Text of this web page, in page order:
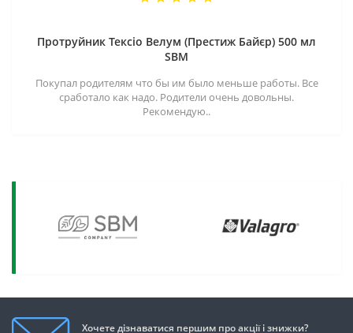
Протруйник Тексіо Велум (Престиж Байєр) 500 мл
SBM
Покупал родителям что бы им было меньше работы. Все
сработало как надо. Родители очень довольны.
Рекомендую..
Хочете дізнаватися першим про акції і знижки?